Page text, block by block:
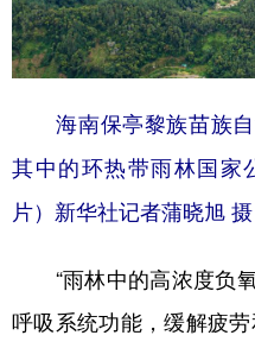
多语种频道
English Español
Русский язык
Deutsch Português
海南保亭黎族苗族
其中的环热带雨林国家
片）新华社记者蒲晓旭 摄
“雨林中的高浓度负氧
呼吸系统功能，缓解疲